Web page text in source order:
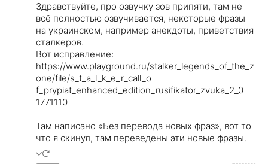
Здравствуйте, про озвучку зов припяти, там не
всё полностью озвучивается, некоторые фразы
на украинском, например анекдоты, приветствия
сталкеров.
Вот исправление:
https://www.playground.ru/stalker_legends_of_the_z
one/file/s_t_a_l_k_e_r_call_o
f_prypiat_enhanced_edition_rusifikator_zvuka_2_0-
1771110
Там написано «Без перевода новых фраз», вот то
что я скинул, там переведены эти новые фразы.